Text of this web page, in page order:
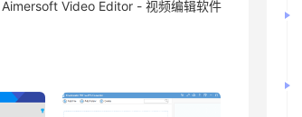
Aimersoft Video Editor - 视频编辑软件